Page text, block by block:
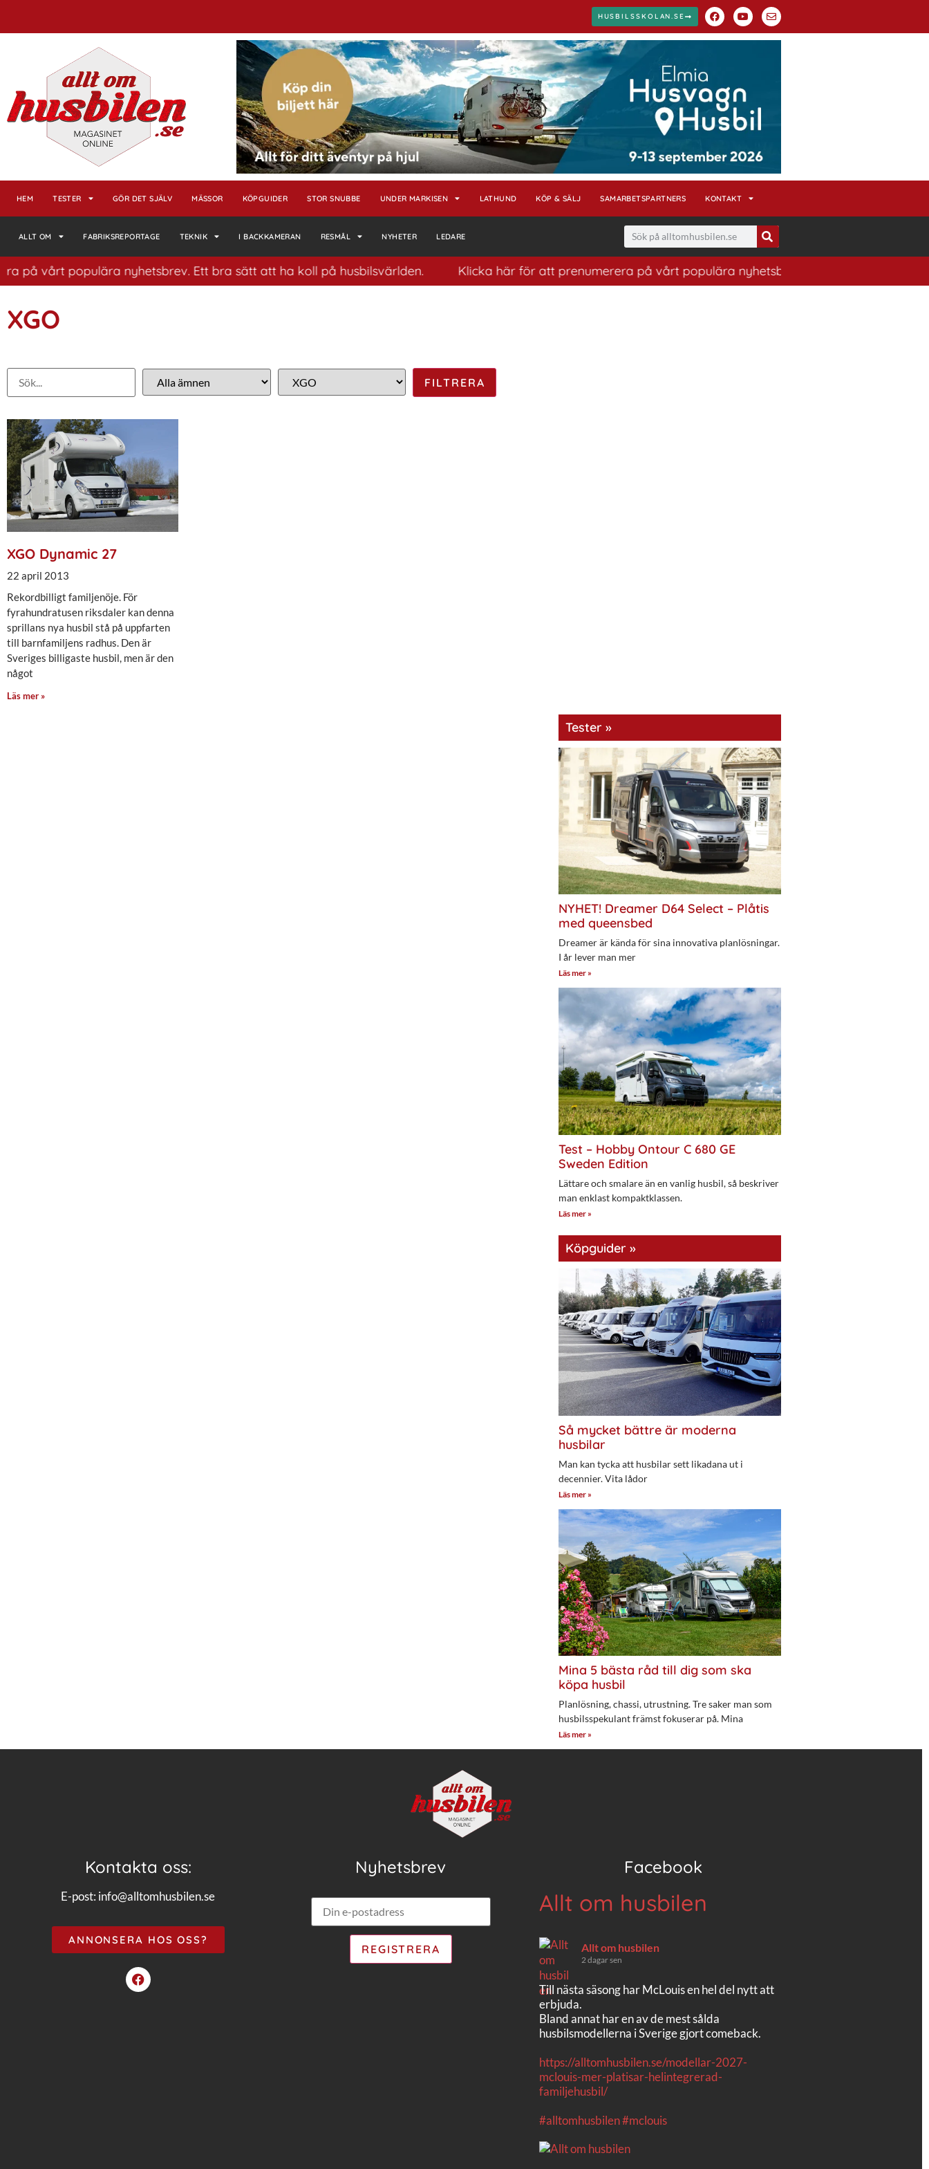
HUSBILSSKOLAN.SE
HEM TESTER GÖR DET SJÄLV MÄSSOR KÖPGUIDER STOR SNUBBE UNDER MARKISEN LATHUND KÖP & SÄLJ SAMARBETSPARTNERS KONTAKT
ALLT OM FABRIKSREPORTAGE TEKNIK I BACKKAMERAN RESMÅL NYHETER LEDARE
populära nyhetsbrev. Ett bra sätt att ha koll på husbilsvärlden. Klicka här för att prenumerera på vårt populära nyhetsbrev. Ett bra sätt att ha koll på
XGO
XGO Dynamic 27
22 april 2013
Rekordbilligt familjenöje. För
fyrahundratusen riksdaler kan denna
sprillans nya husbil stå på uppfarten
till barnfamiljens radhus. Den är
Sveriges billigaste husbil, men är den
något
Läs mer »
Tester »
NYHET! Dreamer D64 Select – Plåtis
med queensbed
Dreamer är kända för sina innovativa planlösningar.
I år lever man mer
Läs mer »
Test – Hobby Ontour C 680 GE
Sweden Edition
Lättare och smalare än en vanlig husbil, så beskriver
man enklast kompaktklassen.
Läs mer »
Köpguider »
Så mycket bättre är moderna
husbilar
Man kan tycka att husbilar sett likadana ut i
decennier. Vita lådor
Läs mer »
Mina 5 bästa råd till dig som ska
köpa husbil
Planlösning, chassi, utrustning. Tre saker man som
husbilsspekulant främst fokuserar på. Mina
Läs mer »
Kontakta oss:
E-post: info@alltomhusbilen.se
ANNONSERA HOS OSS?
Nyhetsbrev Facebook
Allt om husbilen
Allt om husbilen
2 dagar sen
Till nästa säsong har McLouis en hel del nytt att
erbjuda.
Bland annat har en av de mest sålda
husbilsmodellerna i Sverige gjort comeback.
https://alltomhusbilen.se/modellar-2027-
mclouis-mer-platisar-helintegrerad-
familjehusbil/
#alltomhusbilen#mclouis